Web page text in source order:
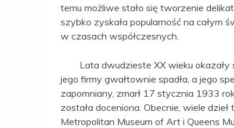
temu możliwe stało się tworzenie
szybko zyskała popularność na
w czasach współczesnych.
Lata dwudzieste XX wieku okazały
jego firmy gwałtownie spadła, a jego
zapomniany, zmarł 17 stycznia 1933
została doceniona. Obecnie, wiele
Metropolitan Museum of Art i Queens